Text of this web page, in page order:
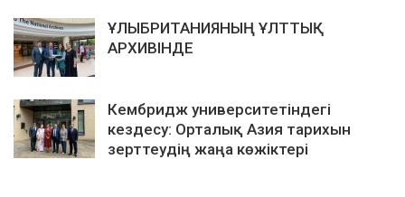
ҰЛЫБРИТАНИЯНЫҢ ҰЛТТЫҚ
АРХИВІНДЕ
Кембридж университетіндегі
кездесу: Орталық Азия тарихын
зерттеудің жаңа көжіктері